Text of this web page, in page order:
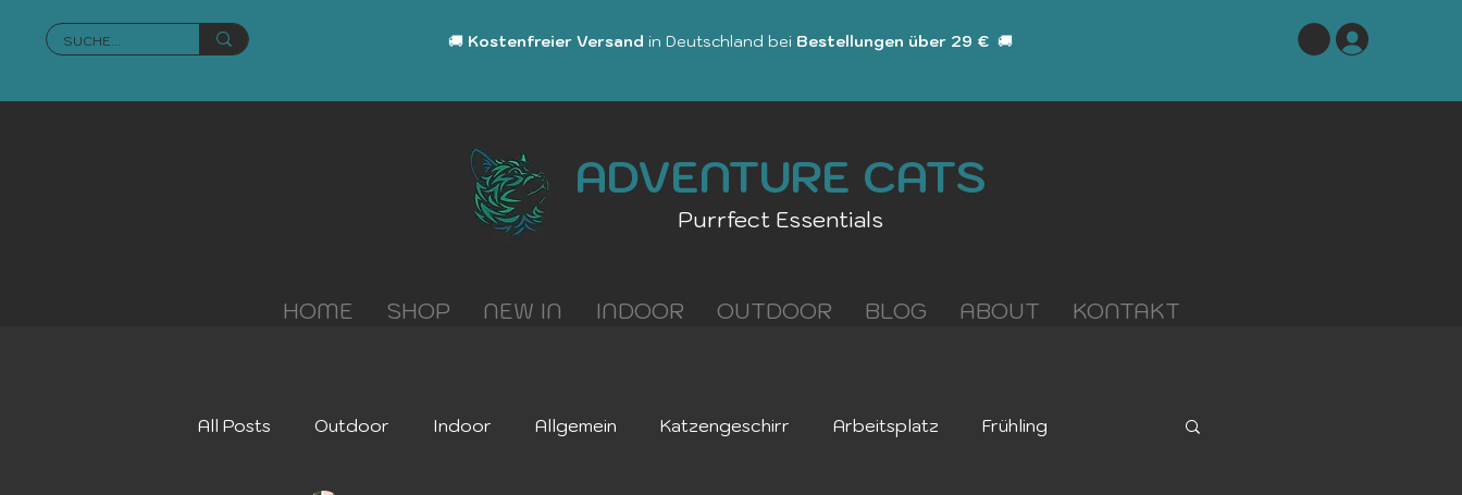
🚚 Kostenfreier Versand in Deutschland bei Bestellungen über 29 €🚚
ADVENTURE CATS
Purrfect Essentials
HOME SHOP NEW IN INDOOR OUTDOOR BLOG ABOUT KONTAKT
All Posts Outdoor Indoor Allgemein Katzengeschirr Arbeitsplatz Frühling